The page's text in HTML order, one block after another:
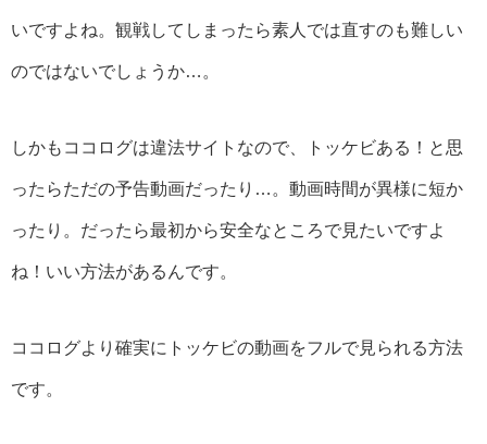
いですよね。観戦してしまったら素人では直すのも難しい
のではないでしょうか…。
しかもココログは違法サイトなので、トッケビある！と思
ったらただの予告動画だったり…。動画時間が異様に短か
ったり。だったら最初から安全なところで見たいですよ
ね！いい方法があるんです。
ココログより確実にトッケビの動画をフルで見られる方法
です。